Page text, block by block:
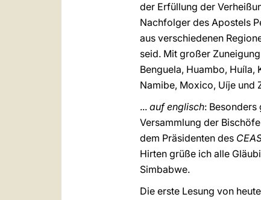
der Erfüllung der
Nachfolger des Apostels
aus verschiedenen
seid. Mit großer
Benguela, Huambo, Huíla,
Namibe, Moxico, Uíje und
... auf englisch:
Versammlung der
dem Präsidenten des
Hirten grüße ich alle
Simbabwe.
Die erste Lesung von